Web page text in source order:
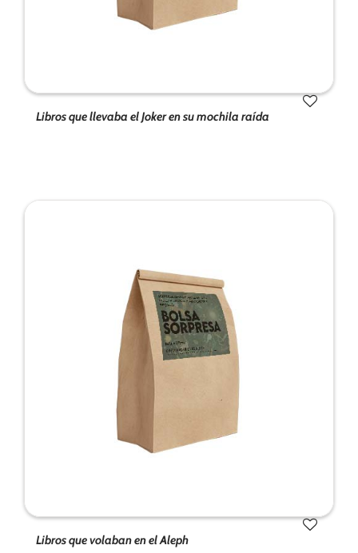
Libros que llevaba el Joker en su mochila raída
Libros que volaban en el Aleph